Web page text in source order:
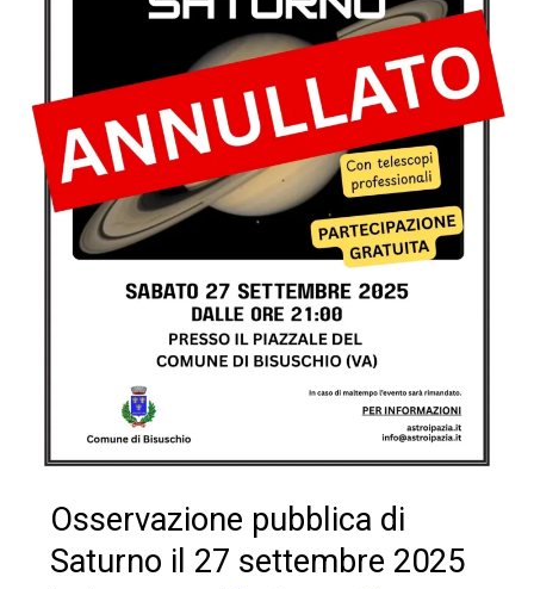
Osservazione pubblica di
Saturno il 27 settembre 2025